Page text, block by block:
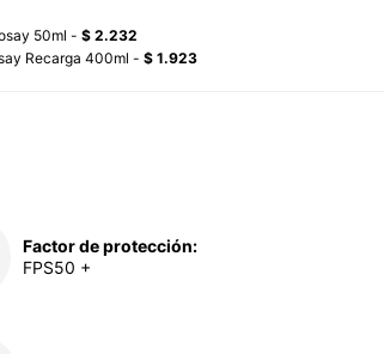
50ml - $ 2.232
Recarga 400ml - $ 1.923
Factor de protección:
FPS50 +